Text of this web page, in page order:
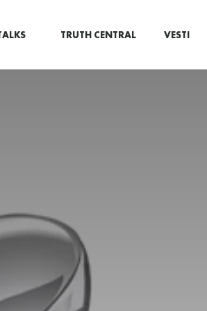
TRUTH CENTRAL VESTI